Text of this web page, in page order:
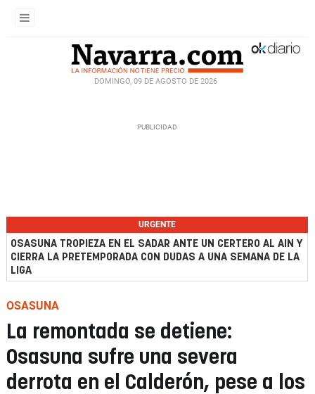
DOMINGO, 09 DE AGOSTO DE 2026
URGENTE
OSASUNA TROPIEZA EN EL SADAR ANTE UN CERTERO AL AIN Y
CIERRA LA PRETEMPORADA CON DUDAS A UNA SEMANA DE LA
LIGA
OSASUNA
La remontada se detiene:
Osasuna sufre una severa
derrota en el Calderón, pese a los